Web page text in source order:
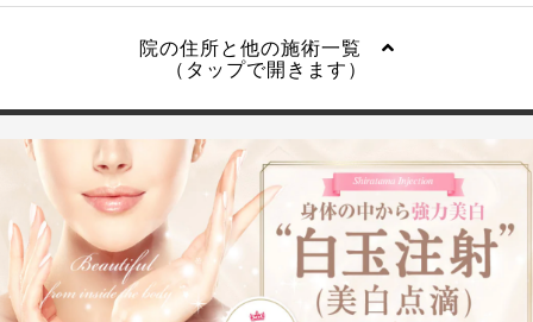
院の住所と他の施術一覧
（タップで開きます）